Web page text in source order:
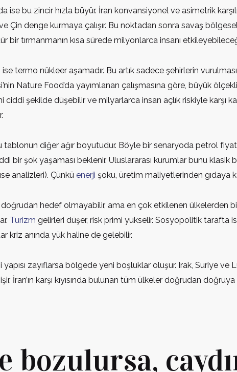
ise bu zincir hızla büyür. İran konvansiyonel ve asimetrik
Çin denge kurmaya çalışır. Bu noktadan sonra savaş
bir tırmanmanın kısa sürede milyonlarca insanı
termo nükleer aşamadır. Bu artık sadece şehirlerin
Nature Food’da yayımlanan çalışmasına göre, büyük
ciddi şekilde düşebilir ve milyarlarca insan açlık riskiyle karşı
diğer ağır boyutudur. Böyle bir senaryoda petrol
bir şok yaşaması beklenir. Uluslararası kurumlar bunu klasik
analizleri). Çünkü enerji şoku, üretim maliyetlerinden gıdaya
hedef olmayabilir, ama en çok etkilenen ülkelerden
Turizm gelirleri düşer, risk primi yükselir. Sosyopolitik tarafta
kriz anında yük haline de gelebilir.
yapısı zayıflarsa bölgede yeni boşluklar oluşur. Irak, Suriye
İran’ın karşı kıyısında bulunan tüm ülkeler doğrudan
bozulursa,